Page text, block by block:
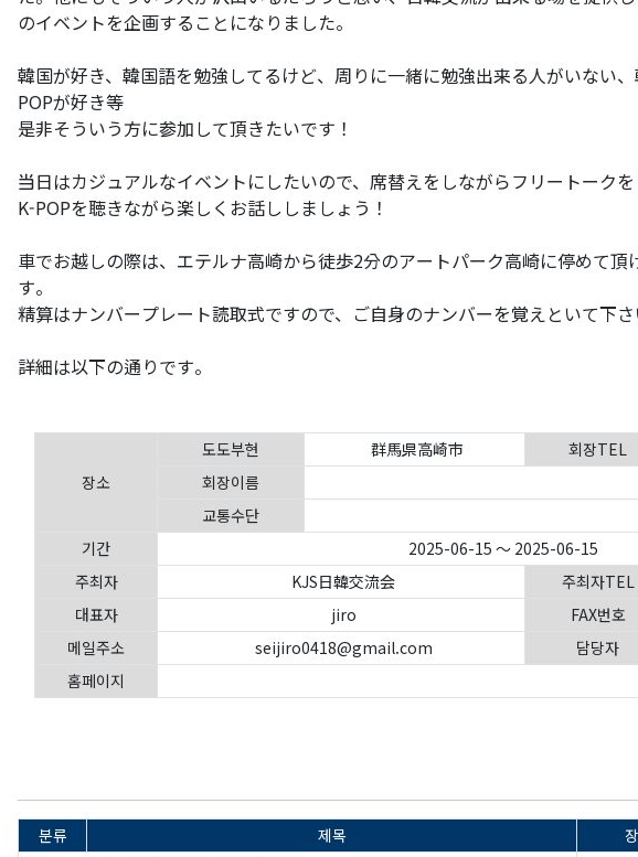
のイベントを企画することになりました。
韓国が好き、韓国語を勉強してるけど、周りに一緒に勉強出来る人がいない
POPが好き等
是非そういう方に参加して頂きたいです！
当日はカジュアルなイベントにしたいので、席替えをしながらフリートークを
K-POPを聴きながら楽しくお話ししましょう！
車でお越しの際は、エテルナ高崎から徒歩2分のアートパーク高崎に停めて頂
す。
精算はナンバープレート読取式ですので、ご自身のナンバーを覚えといて下さ
詳細は以下の通りです。
장소
도도부현 群馬県高崎市
회장TEL
회장이름
교통수단
기간
2025-06-15 ～ 2025-06-15
주최자
KJS日韓交流会 주최자TEL
대표자
jiro
FAX번호
메일주소
seijiro0418@gmail.com 담당자
홈페이지
분류 제목